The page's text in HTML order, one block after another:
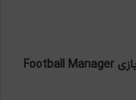
حداقل سیستم مورد نیاز بازی Football Manager